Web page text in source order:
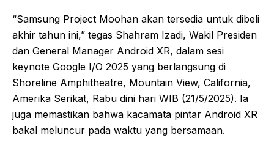
“Samsung Project Moohan akan tersedia untuk dibeli
akhir tahun ini,” tegas Shahram Izadi, Wakil Presiden
dan General Manager Android XR, dalam sesi
keynote Google I/O 2025 yang berlangsung di
Shoreline Amphitheatre, Mountain View, California,
Amerika Serikat, Rabu dini hari WIB (21/5/2025). Ia
juga memastikan bahwa kacamata pintar Android XR
bakal meluncur pada waktu yang bersamaan.